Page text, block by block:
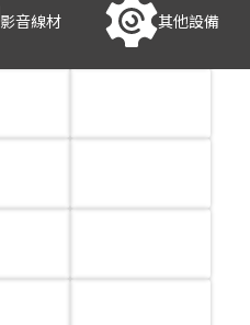
影音線材 其他設備